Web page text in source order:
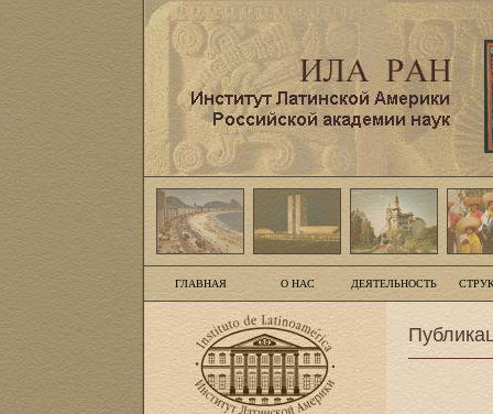
ГЛАВНАЯ О НАС ДЕЯТЕЛЬНОСТЬ